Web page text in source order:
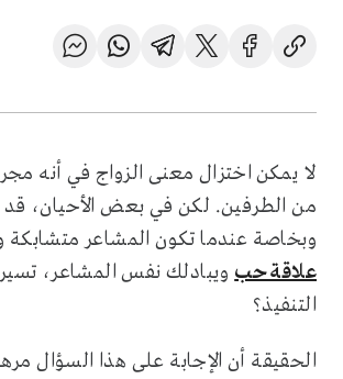
لا يمكن اختزال معنى الزواج في أنه
من الطرفين. لكن في بعض الأحيان،
وبخاصة عندما تكون المشاعر
علاقة حبويبادلك نفس المشاعر، تسير
التنفيذ؟
الحقيقة أن الإجابة على هذا السؤال